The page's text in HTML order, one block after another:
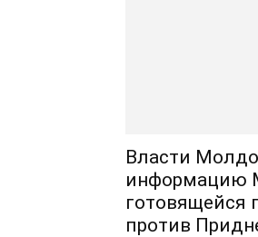
Власти
информацию
готовящейся
против